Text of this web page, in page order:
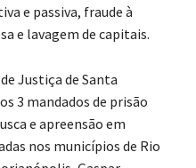
e passiva, fraude à
e lavagem de capitais.
Justiça de Santa
3 mandados de prisão
e apreensão em
nos municípios de Rio